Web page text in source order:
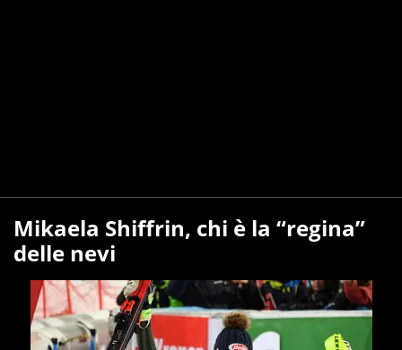
Mikaela Shiffrin, chi è la “regina”
delle nevi